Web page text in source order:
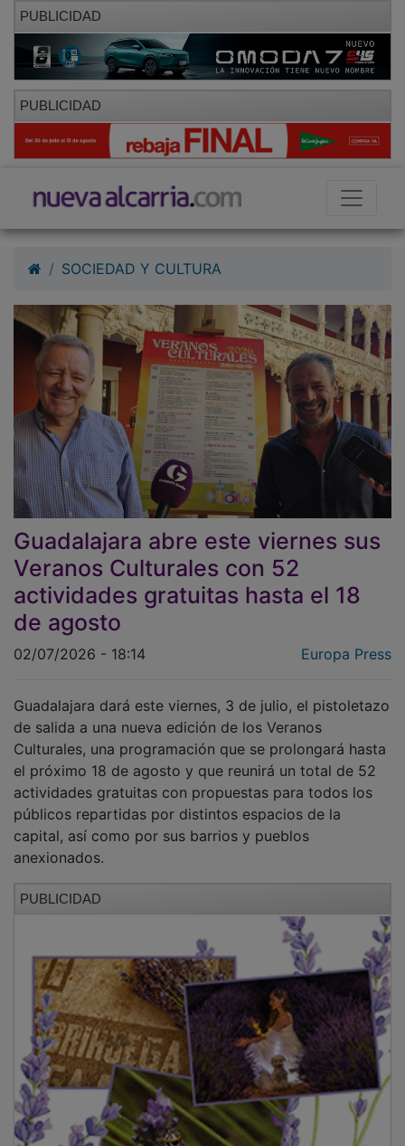
PUBLICIDAD
PUBLICIDAD
Guadalajara abre este viernes sus
Veranos Culturales con 52
actividades gratuitas hasta el 18
de agosto
02/07/2026 - 18:14
de salida a una nueva edición de los Veranos
Culturales, una programación que se prolongará hasta
el próximo 18 de agosto y que reunirá un total de 52
actividades gratuitas con propuestas para todos los
públicos repartidas por distintos espacios de la
capital, así como por sus barrios y pueblos
anexionados.